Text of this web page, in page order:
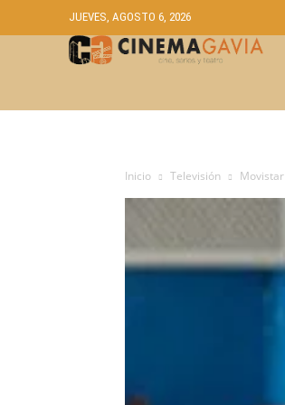
JUEVES, AGOSTO 6, 2026
Inicio Televisión Movistar